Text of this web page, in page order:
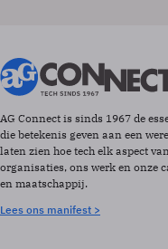
AG Connect is sinds 1967 de
die betekenis geven aan een
laten zien hoe tech elk aspect
organisaties, ons werk en onze
en maatschappij.
Lees ons manifest >